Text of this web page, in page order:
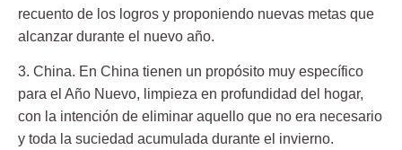
recuento de los logros y proponiendo nuevas metas que
alcanzar durante el nuevo año.
3. China. En China tienen un propósito muy específico
para el Año Nuevo, limpieza en profundidad del hogar,
con la intención de eliminar aquello que no era necesario
y toda la suciedad acumulada durante el invierno.